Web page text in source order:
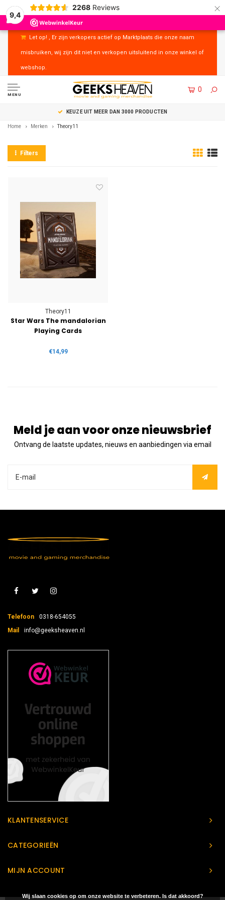
9,4
2268 Reviews ×
Let op! , Er zijn verkopers actief op Marktplaats die onze naam
misbruiken, wij zijn dit niet en verkopen uitsluitend in onze winkel of
webshop.
MENU
0
KEUZE UIT MEER DAN 3000 PRODUCTEN
Home Merken Theory11
Filters
Theory11
Star Wars The mandalorian
Playing Cards
€14,99
Meld je aan voor onze nieuwsbrief
Ontvang de laatste updates, nieuws en aanbiedingen via email
Telefoon
0318-654055
Mail
info@geeksheaven.nl
KLANTENSERVICE
CATEGORIEËN
MIJN ACCOUNT
Wij slaan cookies op om onze website te verbeteren. Is dat akkoord?